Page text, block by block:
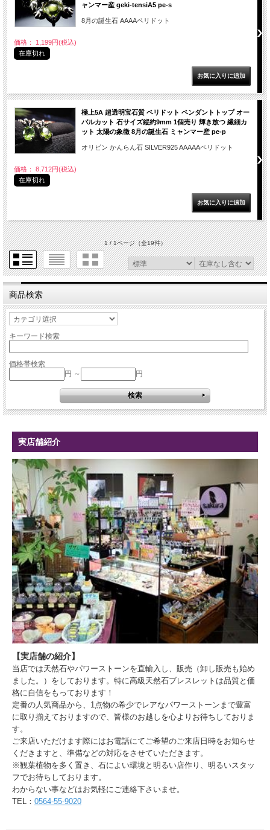
ャンマー産 geki-tensiA5 pe-s
8月の誕生石 AAAAペリドット
価格： 1,199円(税込)
在庫切れ
極上5A 超透明宝石質 ペリドット ペンダントトップ オー
バルカット 石サイズ縦約9mm 1個売り 輝き放つ 繊細カ
ット 太陽の象徴 8月の誕生石 ミャンマー産 pe-p
オリビン かんらん石 SILVER925 AAAAAペリドット
価格： 8,712円(税込)
在庫切れ
1 / 1ページ（全19件）
商品検索
キーワード検索
価格帯検索
円 ～
円
実店舗紹介
【実店舗の紹介】
当店では天然石やパワーストーンを直輸入し、販売（卸し販売も始め
ました。）をしております。特に高級天然石ブレスレットは品質と価
格に自信をもっております！
定番の人気商品から、1点物の希少でレアなパワーストーンまで豊富
に取り揃えておりますので、皆様のお越しを心よりお待ちしておりま
す。
ご来店いただけます際にはお電話にてご希望のご来店日時をお知らせ
くだきますと、準備などの対応をさせていただきます。
※観葉植物を多く置き、石によい環境と明るい店作り、明るいスタッ
フでお待ちしております。
わからない事などはお気軽にご連絡下さいませ。
TEL： 0564-55-9020